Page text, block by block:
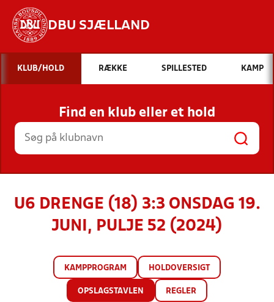
DBU SJÆLLAND
Hvad vil du søge efter?
INDHOLD OG NYHEDER
STILLINGER, RESULTATER, KLUBBER OG
HOLD
KLUB/HOLD RÆKKE SPILLESTED KAMP
Find en klub eller et hold
U6 DRENGE (18) 3:3 ONSDAG 19.
JUNI, PULJE 52 (2024)
KAMPPROGRAM HOLDOVERSIGT
OPSLAGSTAVLEN REGLER